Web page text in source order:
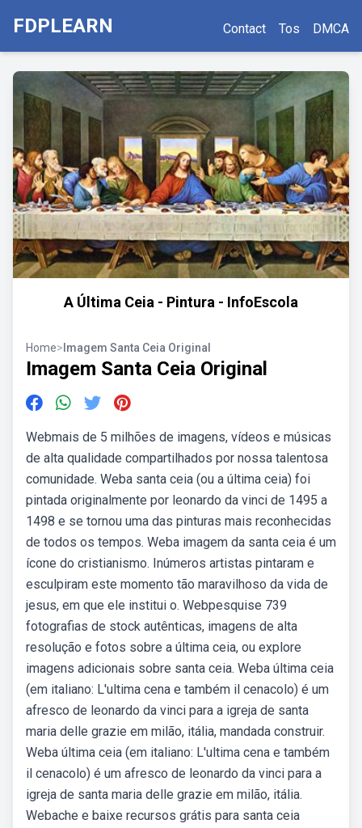
FDPLEARN Contact Tos DMCA
A Última Ceia - Pintura - InfoEscola
Home> Imagem Santa Ceia Original
Imagem Santa Ceia Original
Webmais de 5 milhões de imagens, vídeos e músicas
de alta qualidade compartilhados por nossa talentosa
comunidade. Weba santa ceia (ou a última ceia) foi
pintada originalmente por leonardo da vinci de 1495 a
1498 e se tornou uma das pinturas mais reconhecidas
de todos os tempos. Weba imagem da santa ceia é um
ícone do cristianismo. Inúmeros artistas pintaram e
esculpiram este momento tão maravilhoso da vida de
jesus, em que ele institui o. Webpesquise 739
fotografias de stock autênticas, imagens de alta
resolução e fotos sobre a última ceia, ou explore
imagens adicionais sobre santa ceia. Weba última ceia
(em italiano: L'ultima cena e também il cenacolo) é um
afresco de leonardo da vinci para a igreja de santa
maria delle grazie em milão, itália, mandada construir.
Weba última ceia (em italiano: L'ultima cena e também
il cenacolo) é um afresco de leonardo da vinci para a
igreja de santa maria delle grazie em milão, itália.
Webache e baixe recursos grátis para santa ceia